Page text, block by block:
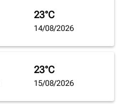
23°C
14/08/2026
23°C
15/08/2026